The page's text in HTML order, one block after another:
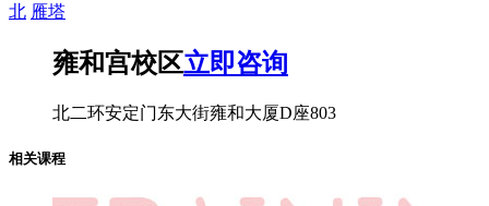
北 雁塔
雍和宫校区立即咨询
北二环安定门东大街雍和大厦D座803
相关课程